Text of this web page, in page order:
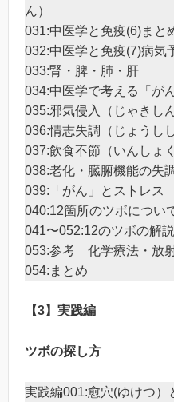
ん）
031:中医学と免疫(6)まと
032:中医学と免疫(7)病気
033:腎・脾・肺・肝
034:中医学で考える「がん
035:邪気侵入（じゃきし
036:情志失調（じょうし
037:飲食不節（いんしょ
038:老化・臓腑機能の失
039:「がん」とストレス
040:12箇所のツボについ
041〜052:12のツボの解説
053:参考 化学療法・放
054:まとめ
【3】実践編
ツボの探し方
実践編001:愈穴(ゆけつ）